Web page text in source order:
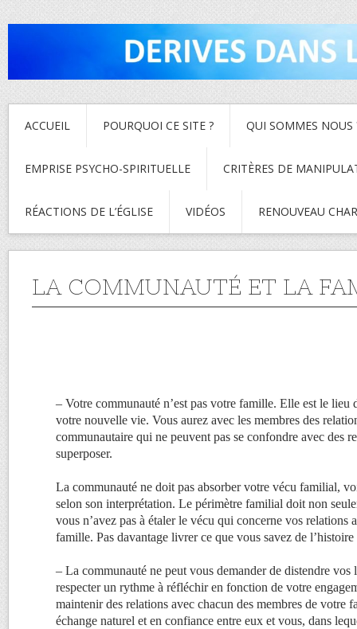
ACCUEIL POURQUOI CE SITE ? QUI SOMMES NOUS
EMPRISE PSYCHO-SPIRITUELLE CRITÈRES DE
RÉACTIONS DE L’ÉGLISE VIDÉOS RENOUVEAU
LA COMMUNAUTÉ ET LA
– Votre communauté n’est pas votre famille. Elle est le lieu
votre nouvelle vie. Vous aurez avec les membres des
communautaire qui ne peuvent pas se confondre avec des
superposer.
La communauté ne doit pas absorber votre vécu familial,
selon son interprétation. Le périmètre familial doit non
vous n’avez pas à étaler le vécu qui concerne vos relations
famille. Pas davantage livrer ce que vous savez de
– La communauté ne peut vous demander de distendre
respecter un rythme à réfléchir en fonction de votre
maintenir des relations avec chacun des membres de votre
échange naturel et en confiance entre eux et vous, dans